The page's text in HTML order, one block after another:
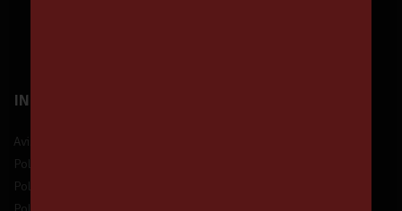
INFORMACIÓN
Aviso legal
Política de privacidad
Política de protección de datos